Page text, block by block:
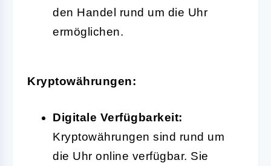
den Handel rund um die Uhr
ermöglichen.
Kryptowährungen:
Digitale Verfügbarkeit:
Kryptowährungen sind rund um
die Uhr online verfügbar. Sie